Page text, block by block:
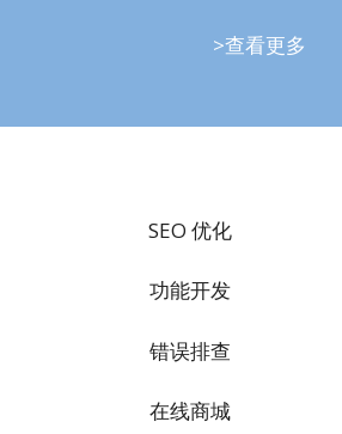
>查看更多
SEO 优化
功能开发
错误排查
在线商城